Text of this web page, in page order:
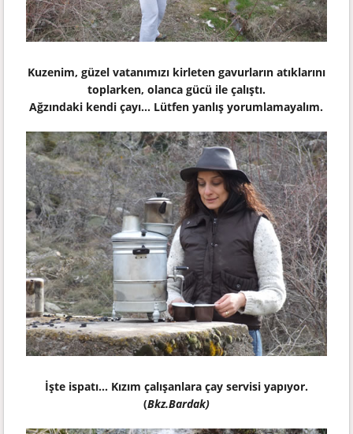
Kuzenim, güzel vatanımızı kirleten gavurların atıklarını
toplarken, olanca gücü ile çalıştı.
Ağzındaki kendi çayı... Lütfen yanlış yorumlamayalım.
İşte ispatı... Kızım çalışanlara çay servisi yapıyor.
(Bkz.Bardak)